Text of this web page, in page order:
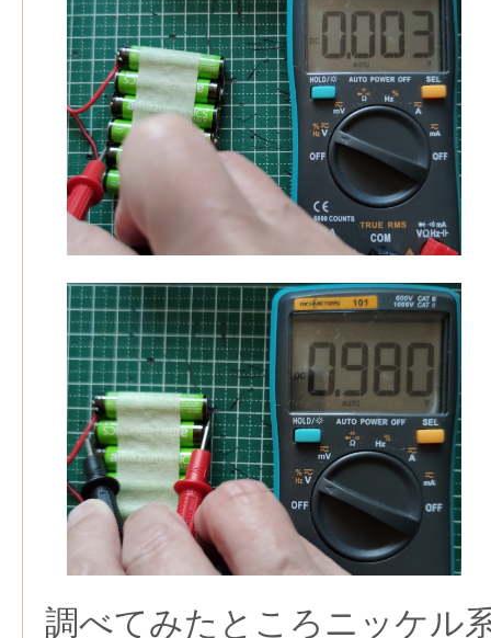
調べてみたところニッケル